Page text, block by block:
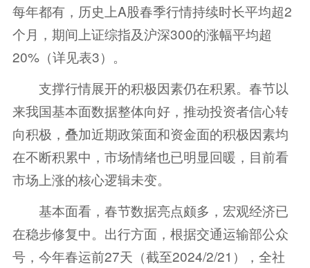
每年都有，历史上A股春季行情持续时长平均超2
个月，期间上证综指及沪深300的涨幅平均超
20%（详见表3）。
支撑行情展开的积极因素仍在积累。春节以
来我国基本面数据整体向好，推动投资者信心转
向积极，叠加近期政策面和资金面的积极因素均
在不断积累中，市场情绪也已明显回暖，目前看
市场上涨的核心逻辑未变。
基本面看，春节数据亮点颇多，宏观经济已
在稳步修复中。出行方面，根据交通运输部公众
号，今年春运前27天（截至2024/2/21），全社